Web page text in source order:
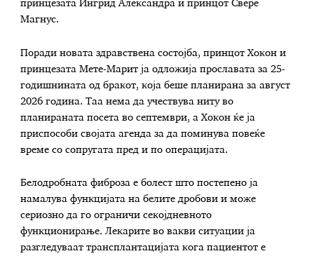
принцезата Ингрид Александра и принцот Свере
Магнус.
Поради новата здравствена состојба, принцот Хокон и
принцезата Мете-Марит ја одложија прославата за 25-
годишнината од бракот, која беше планирана за август
2026 година. Таа нема да учествува ниту во
планираната посета во септември, а Хокон ќе ја
приспособи својата агенда за да поминува повеќе
време со сопругата пред и по операцијата.
Белодробната фиброза е болест што постепено ја
намалува функцијата на белите дробови и може
сериозно да го ограничи секојдневното
функционирање. Лекарите во вакви ситуации ја
разгледуваат трансплантацијата кога пациентот е